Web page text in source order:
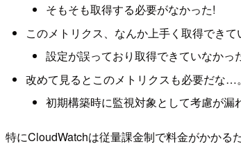
そもそも取得する必要がなかった!
このメトリクス、なんか上手く取得できて
設定が誤っており取得できていなか
改めて見るとこのメトリクスも必要だな…。
初期構築時に監視対象として考慮が漏
特にCloudWatchは従量課金制で料金がかかる